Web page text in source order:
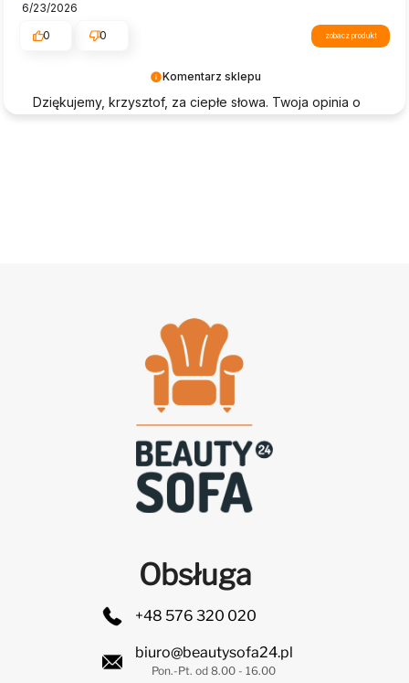
Komentarz sklepu
Dziękujemy, krzysztof, za ciepłe słowa. Twoja opinia o
6/23/2026
0
0 zobacz produkt
Obsługa
+48 576 320 020
biuro@beautysofa24.pl
Pon.-Pt. od 8.00 - 16.00